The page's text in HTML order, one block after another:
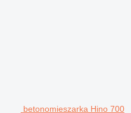
betonomieszarka Hino 700